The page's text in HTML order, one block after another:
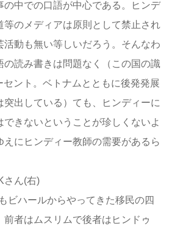
の中での口語が中心である。ヒンデ
等のメディアは原則として禁止され
活動も無い等しいだろう。そんなわ
の読み書きは問題なく（この国の識
セント。ベトナムとともに後発発展
突出している）ても、ヒンディーに
できないということが珍しくないよ
えにヒンディー教師の需要があるら
ビハールからやってきた移民の四
前者はムスリムで後者はヒンドゥ